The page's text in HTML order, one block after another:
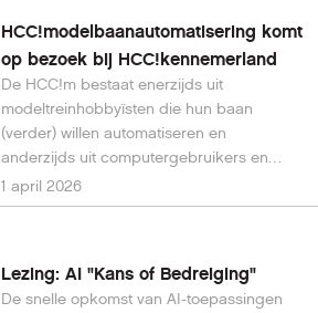
HCC!modelbaanautomatisering komt
op bezoek bij HCC!kennemerland
De HCC!m bestaat enerzijds uit
modeltreinhobbyïsten die hun baan
(verder) willen automatiseren en
anderzijds uit computergebruikers en
elektronica-hobbyisten die belangstelling
hebben voor het automatiseren van
activiteiten georganiseerd in clusters
waarin de (kern-)leden samenwerken aan
1 april 2026
Lezing: AI "Kans of Bedreiging"
De snelle opkomst van AI-toepassingen